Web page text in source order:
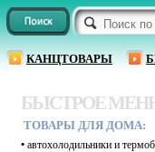
КАНЦТОВАРЫ
БЫСТРОЕ
ТОВАРЫ ДЛЯ ДОМА:
• автохолодильники и